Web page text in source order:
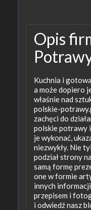
Opis
Kuchnia i
a może dopiero
właśnie nad
polskie-
zachęci do
polskie potrawy
je wykonać,
niezwykły. Nie
podział strony
samą formę
one w formie
innych
przepisem i
i odwiedź nasz